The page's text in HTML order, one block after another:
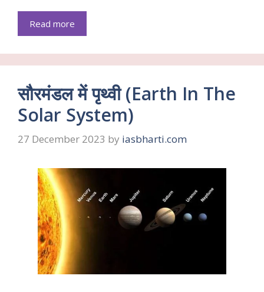
Read more
सौरमंडल में पृथ्वी (Earth In The
Solar System)
27 December 2023 by iasbharti.com